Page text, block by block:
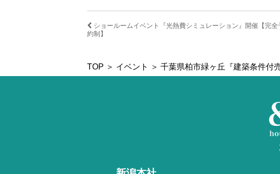
ショールームイベント『光熱費シミュレーション』開催【完全
約制】
TOP ＞ イベント ＞ 千葉県柏市緑ヶ丘『建築条件付